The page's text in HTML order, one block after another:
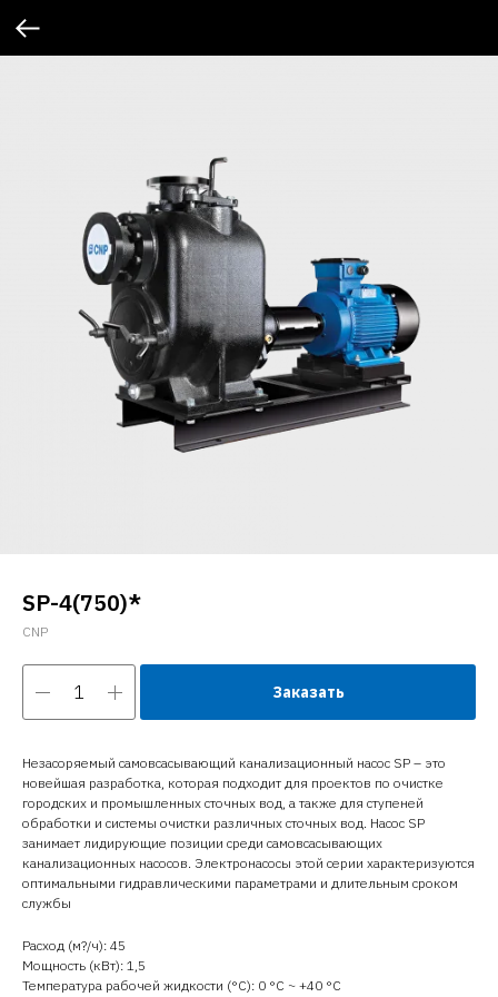
SP-4(750)*
CNP
Заказать
Незасоряемый самовсасывающий канализационный насос SP – это
новейшая разработка, которая подходит для проектов по очистке
городских и промышленных сточных вод, а также для ступеней
обработки и системы очистки различных сточных вод. Насос SP
занимает лидирующие позиции среди самовсасывающих
канализационных насосов. Электронасосы этой серии характеризуются
оптимальными гидравлическими параметрами и длительным сроком
службы
Расход (м?/ч): 45
Мощность (кВт): 1,5
Температура рабочей жидкости (°C): 0 °С ~ +40 °С